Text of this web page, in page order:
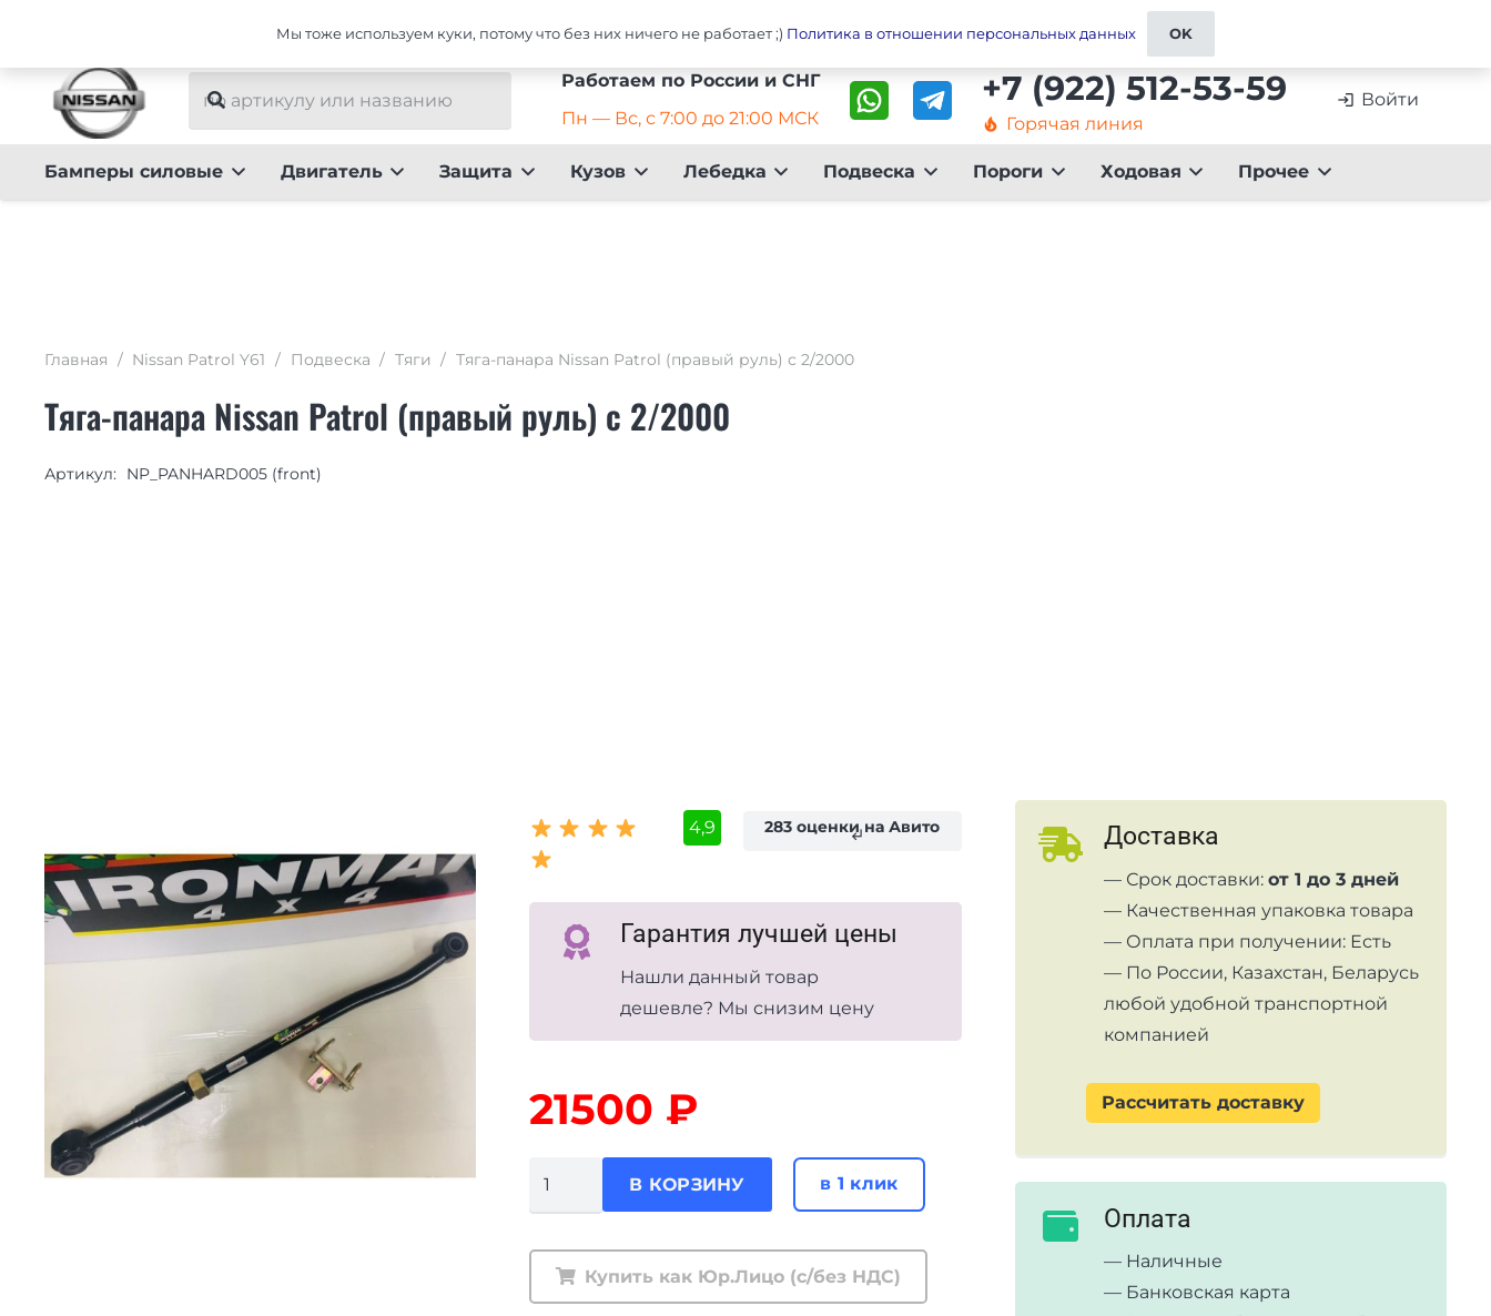
Интернет-магазин тюнинга для Nissan Patrol Y61 Главная Оплата Доставка Контакты и реквизиты
Работаем по России и СНГ
Пн — Вс, с 7:00 до 21:00 МСК
+7 (922) 512-53-59
local_fire_department Горячая линия
login Войти
Бамперы силовые Двигатель Защита Кузов Лебедка Подвеска Пороги Ходовая Прочее
Главная / Nissan Patrol Y61 / Подвеска / Тяги / Тяга-панара Nissan Patrol (правый руль) с 2/2000
Тяга-панара Nissan Patrol (правый руль) с 2/2000
Артикул: NP_PANHARD005 (front)
4,9 283 оценки на Авито
subdirectory_arrow_left
Гарантия лучшей цены
Нашли данный товар
дешевле? Мы снизим цену
21500 ₽
панара
Nissan
В КОРЗИНУ в 1 клик
Купить как Юр.Лицо (с/без НДС)
Доставка
— Срок доставки:от 1 до 3 дней
— Качественная упаковка товара
— Оплата при получении: Есть
— По России, Казахстан, Беларусь
любой удобной транспортной
компанией
Рассчитать доставку
Оплата
— Наличные
— Банковская карта
Мы тоже используем куки, потому что без них ничего не работает ;) Политика в отношении персональных данных OK